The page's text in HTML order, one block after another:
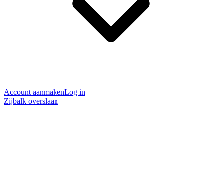
Account aanmakenLog in
Zijbalk overslaan